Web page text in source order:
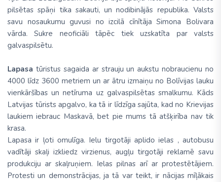
pilsētas spāņi tika sakauti, un nodibinājās republika. Valsts
savu nosaukumu guvusi no izcilā cīnītāja Simona Bolivara
vārda. Sukre neoficiāli tāpēc tiek uzskatīta par valsts
galvaspilsētu.
Lapasa tūristus sagaida ar strauju un aukstu nobraucienu no
4000 līdz 3600 metriem un ar ātru izmaiņu no Bolīvijas lauku
vienkāršības un netīruma uz galvaspilsētas smalkumu. Kāds
Latvijas tūrists apgalvo, ka tā ir līdzīga sajūta, kad no Krievijas
laukiem iebrauc Maskavā, bet pie mums tā atšķirība nav tik
krasa.
Lapasa ir ļoti omulīga. Ielu tirgotāji aplido ielas , autobusu
vadītāji skaļi izkliedz virzienus, augļu tirgotāji reklamē savu
produkciju ar skaļruņiem. Ielas pilnas arī ar protestētājiem.
Protesti un demonstrācijas, ja tā var teikt, ir nācijas mīļākais